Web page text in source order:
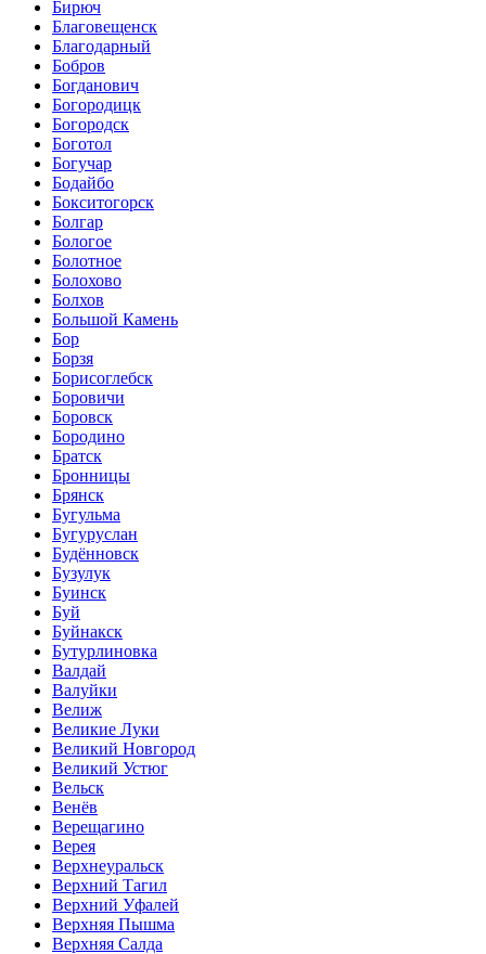
Бирюч
Благовещенск
Благодарный
Бобров
Богданович
Богородицк
Богородск
Боготол
Богучар
Бодайбо
Бокситогорск
Болгар
Бологое
Болотное
Болохово
Болхов
Большой Камень
Бор
Борзя
Борисоглебск
Боровичи
Боровск
Бородино
Братск
Бронницы
Брянск
Бугульма
Бугуруслан
Будённовск
Бузулук
Буинск
Буй
Буйнакск
Бутурлиновка
Валдай
Валуйки
Велиж
Великие Луки
Великий Новгород
Великий Устюг
Вельск
Венёв
Верещагино
Верея
Верхнеуральск
Верхний Тагил
Верхний Уфалей
Верхняя Пышма
Верхняя Салда